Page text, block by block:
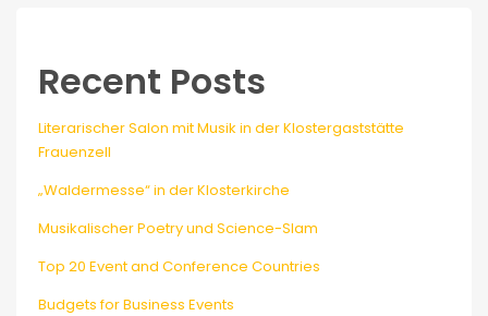
Recent Posts
Literarischer Salon mit Musik in der Klostergaststätte
Frauenzell
„Waldermesse“ in der Klosterkirche
Musikalischer Poetry und Science-Slam
Top 20 Event and Conference Countries
Budgets for Business Events